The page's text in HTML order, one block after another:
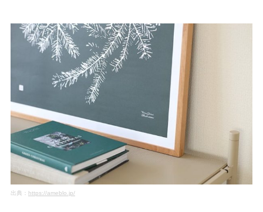
出典： https://ameblo.jp/